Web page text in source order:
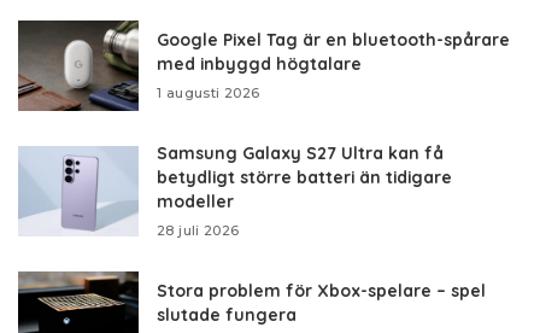
Google Pixel Tag är en bluetooth-spårare
med inbyggd högtalare
1 augusti 2026
Samsung Galaxy S27 Ultra kan få
betydligt större batteri än tidigare
modeller
28 juli 2026
Stora problem för Xbox-spelare – spel
slutade fungera